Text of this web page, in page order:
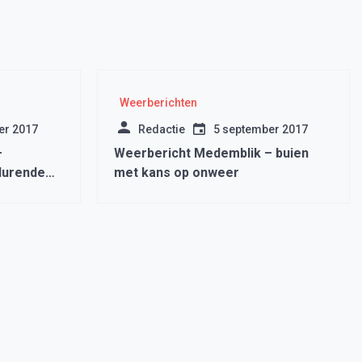
2017
Weerberichten
Redactie 5 september 2017
Weerbericht Medemblik – buien
met kans op onweer